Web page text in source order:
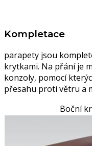
Kompletace
parapety jsou
krytkami. Na přání je
konzoly, pomocí
přesahu proti větru a
Boční